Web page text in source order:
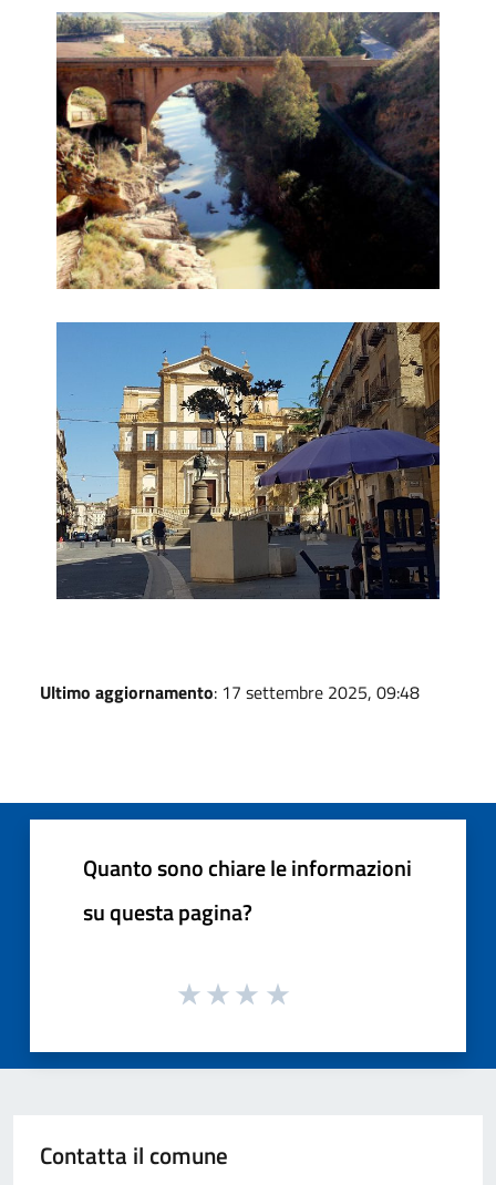
Ponte Capodarso
Ultimo aggiornamento: 17 settembre 2025, 09:48
Quanto sono chiare le informazioni
su questa pagina?
Contatta il comune